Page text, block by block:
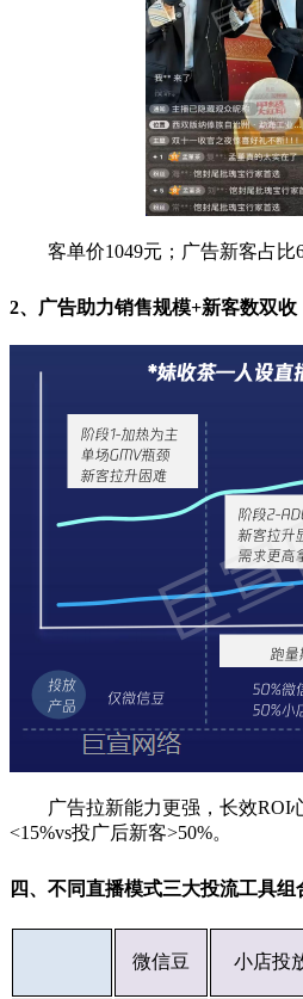
客单价1049元；广告新客占比
2、广告助力销售规模+新客数双收
广告拉新能力更强，长效ROI
<15%vs投广后新客>50%。
四、不同直播模式三大投流工具组
微信豆 小店投